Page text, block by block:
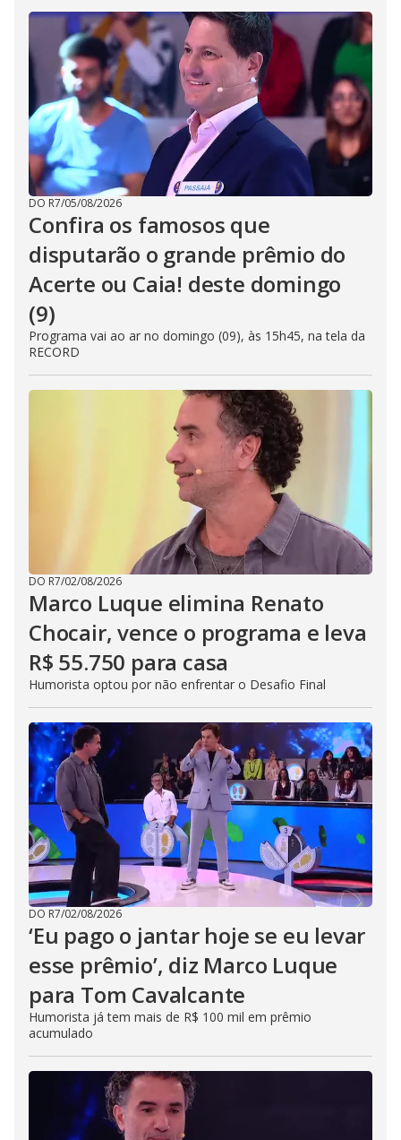
DO R7/05/08/2026
Confira os famosos que
disputarão o grande prêmio do
Acerte ou Caia! deste domingo
(9)
Programa vai ao ar no domingo (09), às 15h45, na tela da
RECORD
DO R7/02/08/2026
Marco Luque elimina Renato
Chocair, vence o programa e leva
R$ 55.750 para casa
Humorista optou por não enfrentar o Desafio Final
DO R7/02/08/2026
‘Eu pago o jantar hoje se eu levar
esse prêmio’, diz Marco Luque
para Tom Cavalcante
Humorista já tem mais de R$ 100 mil em prêmio
acumulado